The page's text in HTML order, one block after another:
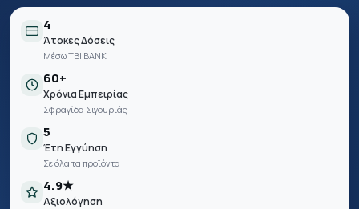
4
Άτοκες Δόσεις
Μέσω TBI BANK
60+
Χρόνια Εμπειρίας
Σφραγίδα Σιγουριάς
5
Έτη Εγγύηση
Σε όλα τα προϊόντα
4.9★
Αξιολόγηση